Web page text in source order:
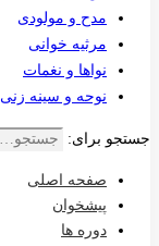
مدح و مولودی
مرثیه خوانی
نواها و نغمات
نوحه و سینه زنی
جستجو برای:
صفحه اصلی
پیشخوان
دوره ها